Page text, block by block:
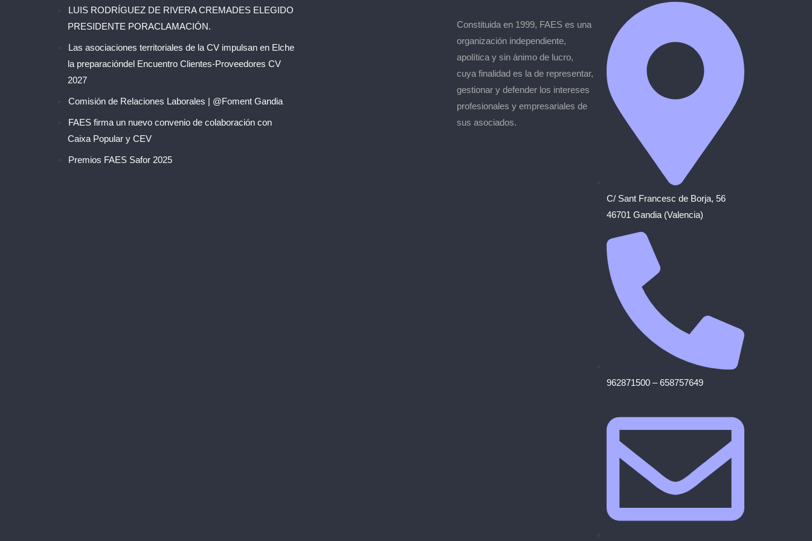
LUIS RODRÍGUEZ DE RIVERA CREMADES ELEGIDO
PRESIDENTE PORACLAMACIÓN.
Las asociaciones territoriales de la CV impulsan en Elche
la preparacióndel Encuentro Clientes-Proveedores CV
2027
Comisión de Relaciones Laborales | @Foment Gandia
FAES firma un nuevo convenio de colaboración con
Caixa Popular y CEV
Premios FAES Safor 2025
Constituida en 1999, FAES es una
organización independiente,
apolítica y sin ánimo de lucro,
cuya finalidad es la de representar,
gestionar y defender los intereses
profesionales y empresariales de
sus asociados.
C/ Sant Francesc de Borja, 56
46701 Gandia (Valencia)
962871500 – 658757649